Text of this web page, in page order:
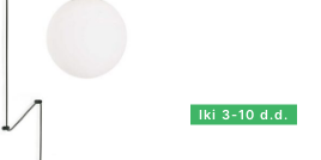
Iki 3-10 d.d.